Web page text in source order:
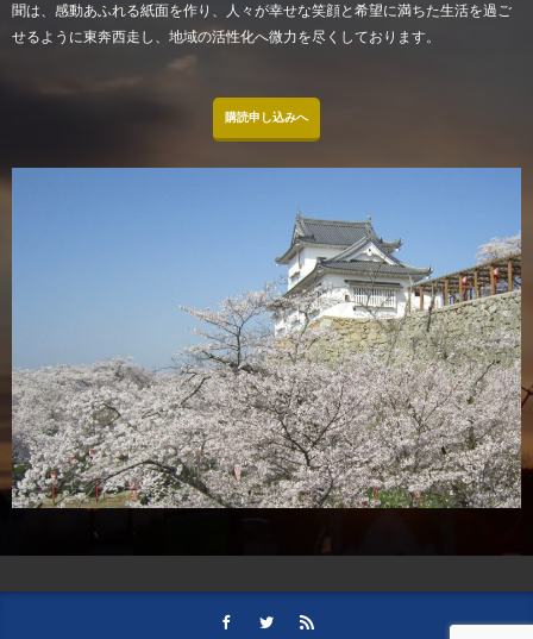
聞は、感動あふれる紙面を作り、人々が幸せな笑顔と希望に満ちた生活を過ご
せるように東奔西走し、地域の活性化へ微力を尽くしております。
購読申し込みへ